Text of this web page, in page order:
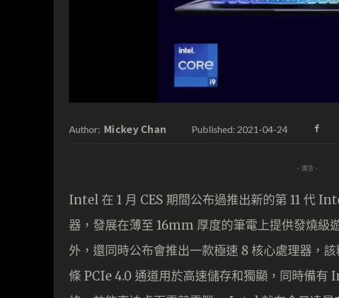
Author: Mickey Chan Published: 2021-04-24
- 廣告 -
Intel 在 1 月 CES 期間公布過推出新的第 11 代
器，發展在薄至 16mm 厚度的筆電上提供發燒級
外，還同時公布會推出一款極速 8 核心處理器，
條 PCIe 4.0 通道用於高速儲存和獨顯，同時備